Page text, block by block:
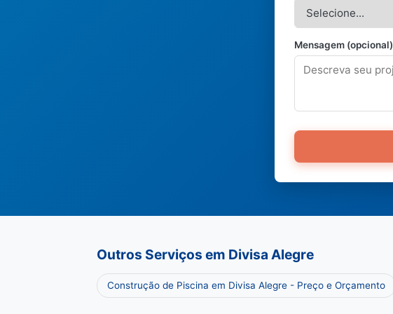
Mensagem (opcional)
Outros Serviços em Divisa Alegre
Construção de Piscina em Divisa Alegre - Preço e Orçamento